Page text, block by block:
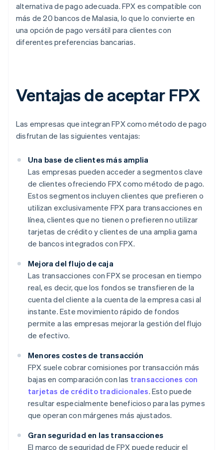
alternativa de pago adecuada. FPX es compatible con
más de 20 bancos de Malasia, lo que lo convierte en
una opción de pago versátil para clientes con
diferentes preferencias bancarias.
Ventajas de aceptar FPX
Las empresas que integran FPX como método de pago
disfrutan de las siguientes ventajas:
Una base de clientes más amplia
Las empresas pueden acceder a segmentos clave
de clientes ofreciendo FPX como método de pago.
Estos segmentos incluyen clientes que prefieren o
utilizan exclusivamente FPX para transacciones en
línea, clientes que no tienen o prefieren no utilizar
tarjetas de crédito y clientes de una amplia gama
de bancos integrados con FPX.
Mejora del flujo de caja
Las transacciones con FPX se procesan en tiempo
real, es decir, que los fondos se transfieren de la
cuenta del cliente a la cuenta de la empresa casi al
instante. Este movimiento rápido de fondos
permite a las empresas mejorar la gestión del flujo
de efectivo.
Menores costes de transacción
FPX suele cobrar comisiones por transacción más
bajas en comparación con las transacciones con
tarjetas de crédito tradicionales. Esto puede
resultar especialmente beneficioso para las pymes
que operan con márgenes más ajustados.
Gran seguridad en las transacciones
El marco de seguridad de FPX puede reducir el